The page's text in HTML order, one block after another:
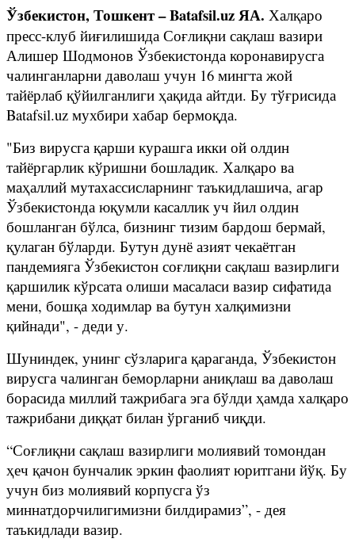
Ўзбекистон, Тошкент – Batafsil.uz ЯА. Халқаро
пресс-клуб йиғилишида Соғлиқни сақлаш вазири
Алишер Шодмонов Ўзбекистонда коронавирусга
чалинганларни даволаш учун 16 мингта жой
тайёрлаб қўйилганлиги ҳақида айтди. Бу тўғрисида
Batafsil.uz мухбири хабар бермоқда.
"Биз вирусга қарши курашга икки ой олдин
тайёргарлик кўришни бошладик. Халқаро ва
маҳаллий мутахассисларнинг таъкидлашича, агар
Ўзбекистонда юқумли касаллик уч йил олдин
бошланган бўлса, бизнинг тизим бардош бермай,
қулаган бўларди. Бутун дунё азият чекаётган
пандемияга Ўзбекистон соғлиқни сақлаш вазирлиги
қаршилик кўрсата олиши масаласи вазир сифатида
мени, бошқа ходимлар ва бутун халқимизни
қийнади", - деди у.
Шуниндек, унинг сўзларига қараганда, Ўзбекистон
вирусга чалинган беморларни аниқлаш ва даволаш
борасида миллий тажрибага эга бўлди ҳамда халқаро
тажрибани диққат билан ўрганиб чиқди.
“Соғлиқни сақлаш вазирлиги молиявий томондан
ҳеч қачон бунчалик эркин фаолият юритгани йўқ. Бу
учун биз молиявий корпусга ўз
миннатдорчилигимизни билдирамиз”, - дея
таъкидлади вазир.